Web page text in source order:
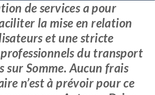
de services a pour
la mise en relation
et une stricte
du transport
sur Somme. Aucun frais
n’est à prévoir pour ce